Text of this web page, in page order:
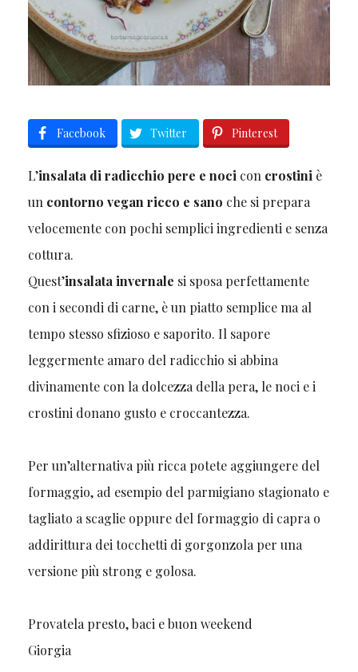
Facebook Twitter Pinterest
L’insalata di radicchio pere e nocicon crostiniè
un contorno vegan ricco e sano che si prepara
velocemente con pochi semplici ingredienti e senza
cottura.
Quest’insalata invernale si sposa perfettamente
con i secondi di carne, è un piatto semplice ma al
tempo stesso sfizioso e saporito. Il sapore
leggermente amaro del radicchio si abbina
divinamente con la dolcezza della pera, le noci e i
crostini donano gusto e croccantezza.
Per un’alternativa più ricca potete aggiungere del
formaggio, ad esempio del parmigiano stagionato e
tagliato a scaglie oppure del formaggio di capra o
addirittura dei tocchetti di gorgonzola per una
versione più strong e golosa.
Provatela presto, baci e buon weekend
Giorgia